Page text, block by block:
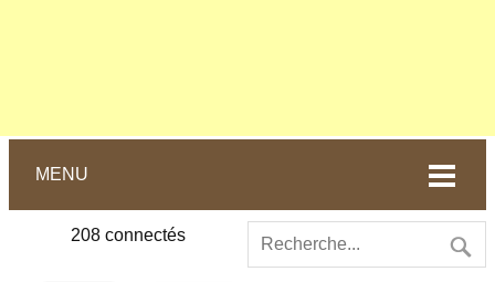
MENU
208 connectés